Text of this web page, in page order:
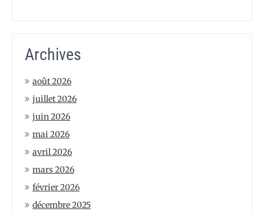
Archives
août 2026
juillet 2026
juin 2026
mai 2026
avril 2026
mars 2026
février 2026
décembre 2025